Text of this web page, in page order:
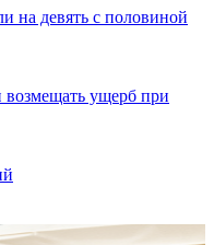
на девять с половиной
возмещать ущерб при